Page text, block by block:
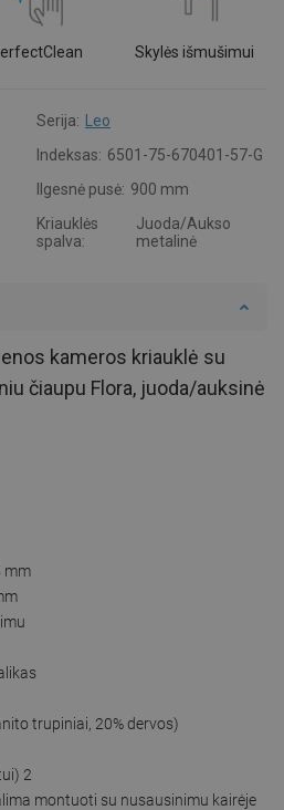
Skylės išmušimui
Serija:
Leo
Indeksas: 6501-75-670401-57-G
Ilgesnė pusė: 900 mm
Kriauklės
spalva:
Juoda/Aukso
metalinė
kameros kriauklė su
čiaupu Flora, juoda/auksinė
mm
trupiniai, 20% dervos)
2
montuoti su nusausinimu kairėje